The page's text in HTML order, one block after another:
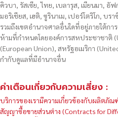
คิวบา, รัสเซีย, ไทย, เบลารุส, เมียนมา, อั
มอริเชียส, เฮติ, ซูรินาเม, เปอร์โตริโก, บ
รวมถึงเขตอำนาจศาลอื่นใดที่อยู่ภายใต้ก
ห้ามที่กำหนดโดยองค์การสหประชาชาติ
(European Union), สหรัฐอเมริกา
กำกับดูแลที่มีอำนาจอื่น
คำเตือนเกี่ยวกับความเสี่ยง :
บริการของเรามีความเกี่ยวข้องกับผลิตภั
สัญญาซื้อขายส่วนต่าง (Contracts for